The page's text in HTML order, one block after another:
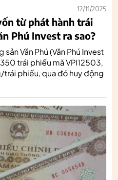
12/11/2025
từ phát hành trái
Phú Invest ra sao?
Văn Phú (Văn Phú Invest
trái phiếu mã VPI12503,
phiếu, qua đó huy động